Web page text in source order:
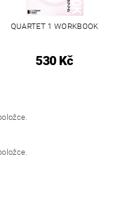
QUARTET 1 WORKBOOK
530 Kč